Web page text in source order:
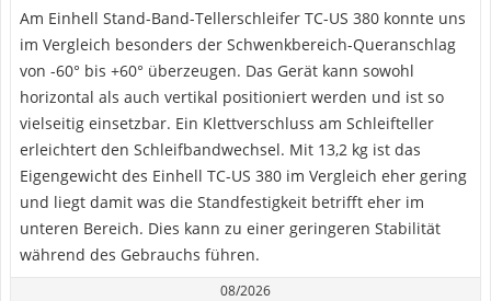
Am Einhell Stand-Band-Tellerschleifer TC-US 380 konnte uns
im Vergleich besonders der Schwenkbereich-Queranschlag
von -60° bis +60° überzeugen. Das Gerät kann sowohl
horizontal als auch vertikal positioniert werden und ist so
vielseitig einsetzbar. Ein Klettverschluss am Schleifteller
erleichtert den Schleifbandwechsel. Mit 13,2 kg ist das
Eigengewicht des Einhell TC-US 380 im Vergleich eher gering
und liegt damit was die Standfestigkeit betrifft eher im
unteren Bereich. Dies kann zu einer geringeren Stabilität
während des Gebrauchs führen.
08/2026